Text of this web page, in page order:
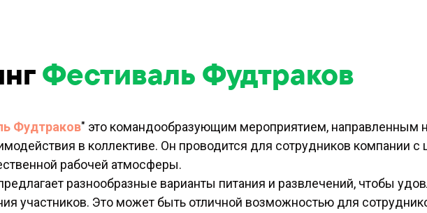
Фестиваль Фудтраков
Фудтраков" это командообразующим мероприятием, направленным
в коллективе. Он проводится для сотрудников компании с
рабочей атмосферы.
разнообразные варианты питания и развлечений, чтобы
участников. Это может быть отличной возможностью для